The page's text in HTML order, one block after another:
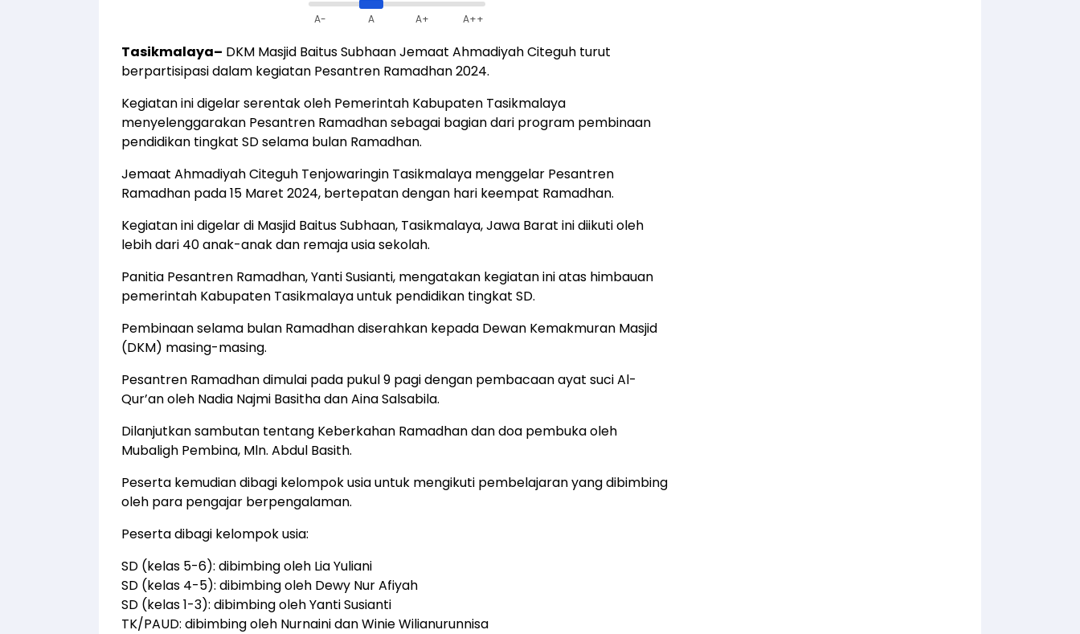
A- A A+ A++
Tasikmalaya– DKM Masjid Baitus Subhaan Jemaat Ahmadiyah Citeguh turut
berpartisipasi dalam kegiatan Pesantren Ramadhan 2024.
Kegiatan ini digelar serentak oleh Pemerintah Kabupaten Tasikmalaya
menyelenggarakan Pesantren Ramadhan sebagai bagian dari program pembinaan
pendidikan tingkat SD selama bulan Ramadhan.
Jemaat Ahmadiyah Citeguh Tenjowaringin Tasikmalaya menggelar Pesantren
Ramadhan pada 15 Maret 2024, bertepatan dengan hari keempat Ramadhan.
Kegiatan ini digelar di Masjid Baitus Subhaan, Tasikmalaya, Jawa Barat ini diikuti oleh
lebih dari 40 anak-anak dan remaja usia sekolah.
Panitia Pesantren Ramadhan, Yanti Susianti, mengatakan kegiatan ini atas himbauan
pemerintah Kabupaten Tasikmalaya untuk pendidikan tingkat SD.
Pembinaan selama bulan Ramadhan diserahkan kepada Dewan Kemakmuran Masjid
(DKM) masing-masing.
Pesantren Ramadhan dimulai pada pukul 9 pagi dengan pembacaan ayat suci Al-
Qur’an oleh Nadia Najmi Basitha dan Aina Salsabila.
Dilanjutkan sambutan tentang Keberkahan Ramadhan dan doa pembuka oleh
Mubaligh Pembina, Mln. Abdul Basith.
Peserta kemudian dibagi kelompok usia untuk mengikuti pembelajaran yang dibimbing
oleh para pengajar berpengalaman.
Peserta dibagi kelompok usia:
SD (kelas 5-6): dibimbing oleh Lia Yuliani
SD (kelas 4-5): dibimbing oleh Dewy Nur Afiyah
SD (kelas 1-3): dibimbing oleh Yanti Susianti
TK/PAUD: dibimbing oleh Nurnaini dan Winie Wilianurunnisa